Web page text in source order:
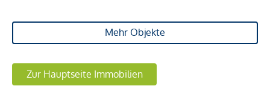
Mehr Objekte
Zur Hauptseite Immobilien